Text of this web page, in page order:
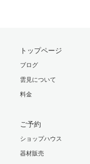
トップページ
ブログ
雲見について
料金
ご予約
ショップハウス
器材販売